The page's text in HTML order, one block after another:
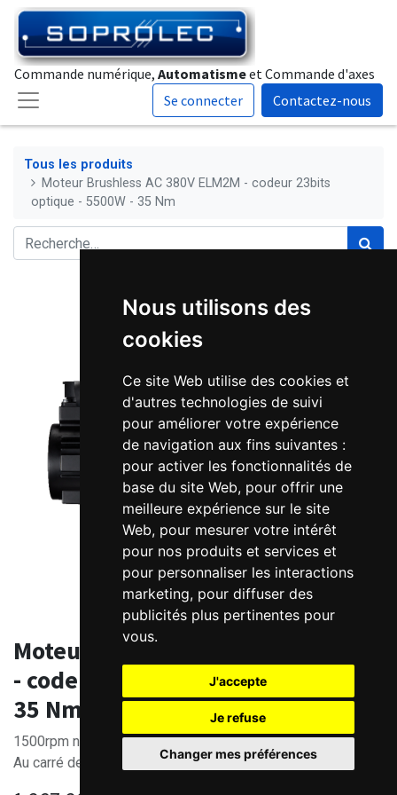
Nous utilisons des
cookies
Ce site Web utilise des cookies et
d'autres technologies de suivi
pour améliorer votre expérience
de navigation aux fins suivantes :
pour activer les fonctionnalités de
base du site Web, pour offrir une
meilleure expérience sur le site
Web, pour mesurer votre intérêt
pour nos produits et services et
pour personnaliser les interactions
marketing, pour diffuser des
publicités plus pertinentes pour
vous.
J'accepte
Je refuse
Changer mes préférences
Commande numérique, Automatismeet Commande d'axes
Se connecter
Contactez-nous
Tous les produits
Moteur Brushless AC 380V ELM2M - codeur 23bits
optique - 5500W - 35 Nm
Moteur Brushless AC 380V ELM2M
- codeur 23bits optique - 5500W -
35 Nm
1500rpm nom.
Au carré de 180mm